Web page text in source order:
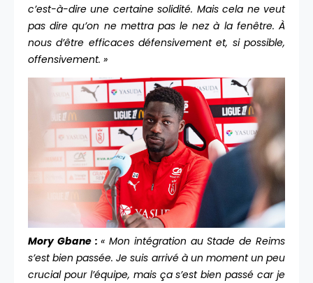
c’est-à-dire une certaine solidité. Mais cela ne veut
pas dire qu’on ne mettra pas le nez à la fenêtre. À
nous d’être efficaces défensivement et, si possible,
offensivement. »
Mory Gbane :« Mon intégration au Stade de Reims
s’est bien passée. Je suis arrivé à un moment un peu
crucial pour l’équipe, mais ça s’est bien passé car je